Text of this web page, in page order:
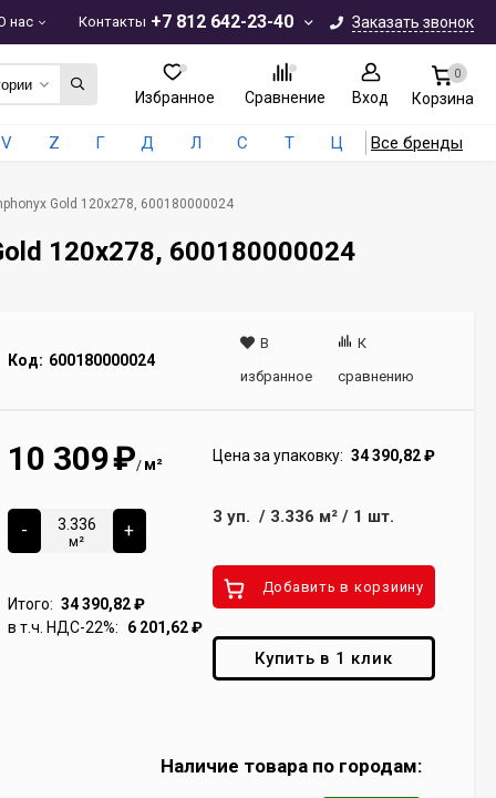
+7 812 642-23-40 Заказать звонок
нас Контакты
Избранное Сравнение Вход
0
Корзина
V Z Г Д Л С Т Ц Все бренды
Gold 120x278, 600180000024
120x278, 600180000024
Код: 600180000024
В
избранное
К
сравнению
10 309₽/ м²
-
м²
+
Итого: 34 390,82₽
в т.ч. НДС-22%:
6 201,62₽
Цена за упаковку: 34 390,82₽
3 уп. / 3.336 м²/ 1 шт.
Добавить в корзиину
Купить в 1 клик
Наличие товара по городам: